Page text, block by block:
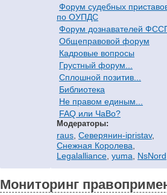
Форум судебных
по ОУПДС
Форум дознавателей
Общеправовой форум
Кадровые вопросы
Грустный форум...
Сплошной позитив...
Библиотека
Не правом единым...
FAQ или ЧаВо?
Модераторы:
raus Северянин-ipristav,
Снежная Королева
Legalalliance yuma NsNord
Мониторинг